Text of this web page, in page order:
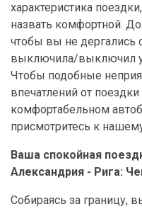
характеристика
назвать комфортной.
чтобы вы не дергались
выключила/выключил
Чтобы подобные
впечатлений от
комфортабельном
присмотритесь к
Ваша спокойная
Александрия - Рига:
Собираясь за границу,